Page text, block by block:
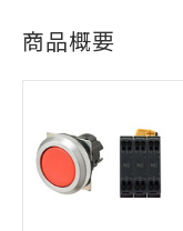
商品概要